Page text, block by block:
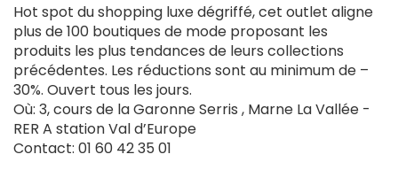
Hot spot du shopping luxe dégriffé, cet outlet aligne
plus de 100 boutiques de mode proposant les
produits les plus tendances de leurs collections
précédentes. Les réductions sont au minimum de –
30%. Ouvert tous les jours.
Où: 3, cours de la Garonne Serris , Marne La Vallée -
RER A station Val d’Europe
Contact: 01 60 42 35 01